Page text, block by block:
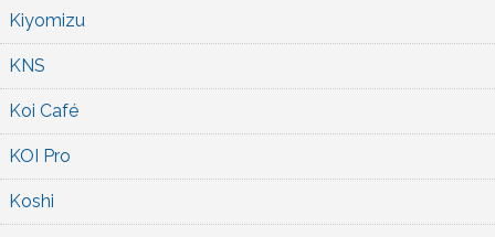
Kiyomizu
KNS
Koi Café
KOI Pro
Koshi